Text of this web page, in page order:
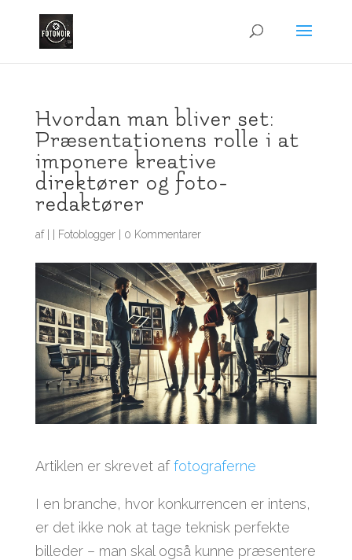
Hvordan man bliver set:
Præsentationens rolle i at
imponere kreative
direktører og foto-
redaktører
af Fotoblogger| 0 Kommentarer
Artiklen er skrevet affotograferne
I en branche, hvor konkurrencen er intens,
er det ikke nok at tage teknisk perfekte
billeder – man skal også kunne præsentere